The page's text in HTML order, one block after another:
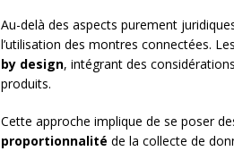
Au-delà des aspects purement
l’utilisation des montres connectées.
by design, intégrant des
produits.
Cette approche implique de se poser
proportionnalité de la collecte de